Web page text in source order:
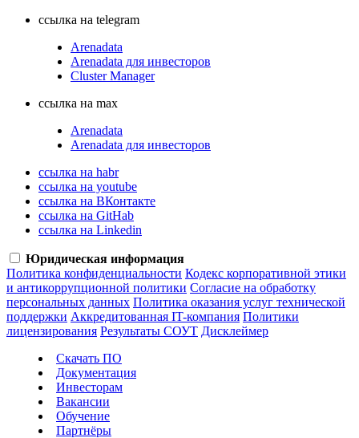
ссылка на telegram
Arenadata
Arenadata для инвесторов
Cluster Manager
ссылка на max
Arenadata
Arenadata для инвесторов
ссылка на habr
ссылка на youtube
ссылка на ВКонтакте
ссылка на GitHab
ссылка на Linkedin
Юридическая информация
Политика конфиденциальности Кодекс корпоративной этики
и антикоррупционной политики Согласие на обработку
персональных данных Политика оказания услуг технической
поддержки Аккредитованная IT-компания Политики
лицензирования Результаты СОУТ Дисклеймер
Скачать ПО
Документация
Инвесторам
Вакансии
Обучение
Партнёры